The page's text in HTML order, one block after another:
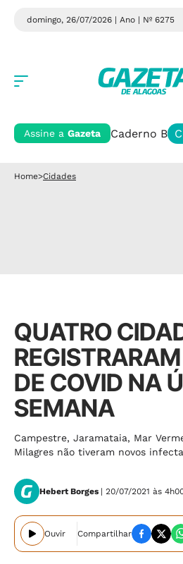
domingo, 26/07/2026 | Ano | Nº 6275
Assine a Gazeta Caderno B
Home>Cidades
QUATRO
DE COVID NA
SEMANA
Campestre, Jaramataia, Mar
Milagres não tiveram novos
Hebert Borges | 20/07/2021 às
Ouvir Compartilhar